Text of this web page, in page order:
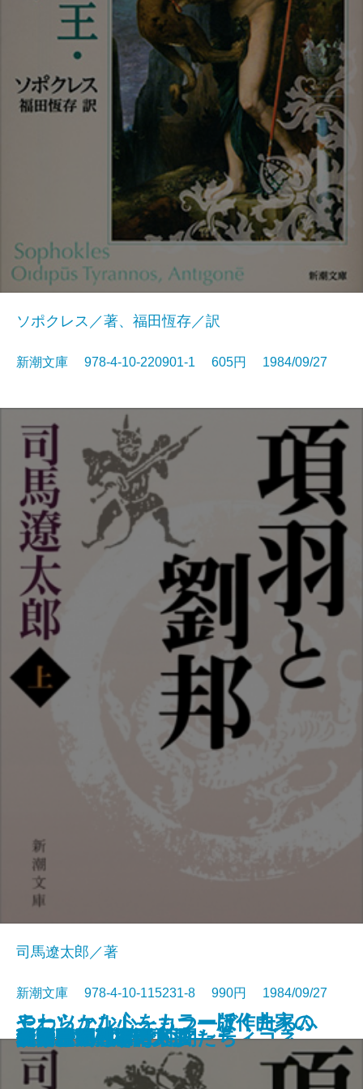
光る壁画
男の作法
モーツァルト―カラー版作曲家の
生涯―
やわらかな心をもつ―ぼくたちふ
たりの運・鈍・根―
エロチック街道
朝顔草紙
積木の箱〔上〕
積木の箱〔下〕
オイディプス王・アンティゴネ
ソポクレス／著、福田恆存／訳
新潮文庫 978-4-10-220901-1 605円 1984/09/27
項羽と劉邦〔上〕
司馬遼太郎／著
新潮文庫 978-4-10-115231-8 990円 1984/09/27
項羽と劉邦〔中〕
項羽と劉邦〔下〕
孤剣 用心棒日月抄
私家版 日本語文法
ユタとふしぎな仲間たち
真田騒動―恩田木工―
同時代ゲーム
笑う月
遠い日の戦争
硫黄島に死す